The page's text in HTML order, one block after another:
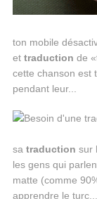
ton mobile
et traduction de
cette chanson est
pendant leur...
sa traduction sur
les gens qui
matte (comme
apprendre le turc...